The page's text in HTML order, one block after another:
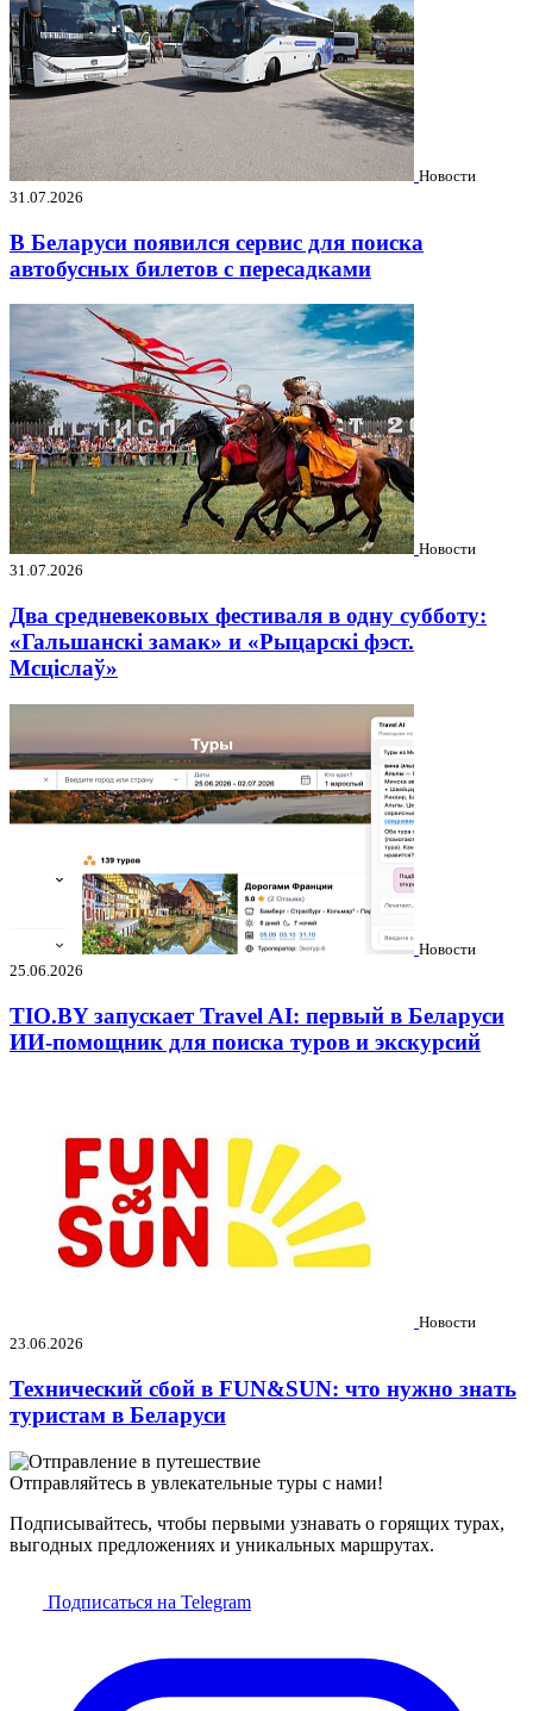
Новости
31.07.2026
В Беларуси появился сервис для поиска
автобусных билетов с пересадками
Новости
31.07.2026
Два средневековых фестиваля в одну субботу:
«Гальшанскі замак» и «Рыцарскі фэст.
Мсціслаў»
Новости
25.06.2026
TIO.BY запускает Travel AI: первый в Беларуси
ИИ-помощник для поиска туров и экскурсий
Новости
23.06.2026
Технический сбой в FUN&SUN: что нужно знать
туристам в Беларуси
Отправляйтесь в увлекательные туры с нами!
Подписывайтесь, чтобы первыми узнавать о горящих турах,
выгодных предложениях и уникальных маршрутах.
Подписаться на Telegram